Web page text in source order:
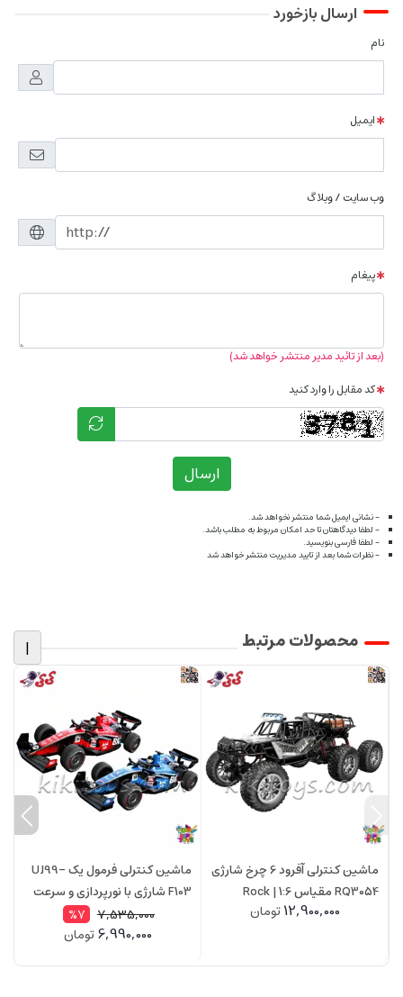
ارسال بازخورد
نام
ایمیل
وب سایت / وبلاگ
پیغام
(بعد از تائید مدیر منتشر خواهد شد)
کد مقابل را وارد کنید
ارسال
- نشانی ایمیل شما منتشر نخواهد شد.
- لطفا دیدگاهتان تا حد امکان مربوط به مطلب باشد.
- لطفا فارسی بنویسید.
- نظرات شما بعد از تایید مدیریت منتشر خواهد شد
محصولات مرتبط |
ماشین کنترلی آفرود 6 چرخ شارژی
RQ3054 مقیاس 1:6 | Rock
Crawler
12,900,000تومان
ماشین کنترلی فرمول یک UJ99-
F103 شارژی با نورپردازی و سرعت
7,535,000
%7
6,990,000تومان